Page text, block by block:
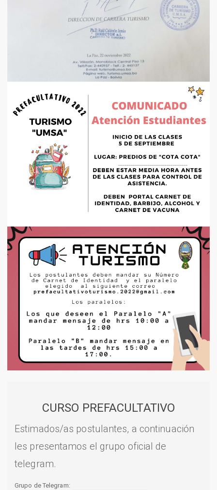
CURSO PREFACULTATIVO
Estimados/as postulantes, a continuación
les presentamos el grupo oficial de
telegram.
Grupo de Telegram: